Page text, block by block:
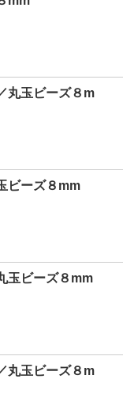
丸玉ビーズ８m
ビーズ８mm
玉ビーズ８mm
丸玉ビーズ８m